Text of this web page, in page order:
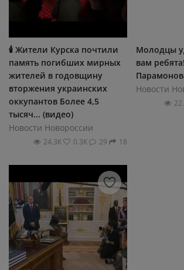
🕯 Жители Курска почтили
память погибших мирных
жителей в годовщину
вторжения украинских
оккупантов Более 4,5
тысяч... (видео)
Новости Новороссии
24.3К 0.3К 29 18
Молодцы
вам
Новости